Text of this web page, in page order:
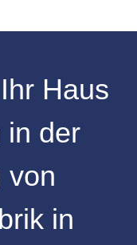
Haus
in der
von
in